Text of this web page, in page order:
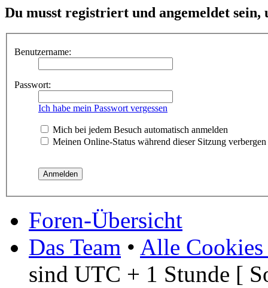
Du musst registriert und angemeldet sein,
Benutzername:
Passwort:
Ich habe mein Passwort vergessen
Mich bei jedem Besuch automatisch anmelden
Meinen Online-Status während dieser Sitzung verbergen
Foren-Übersicht
Das Team • Alle Cookies
sind UTC + 1 Stunde [